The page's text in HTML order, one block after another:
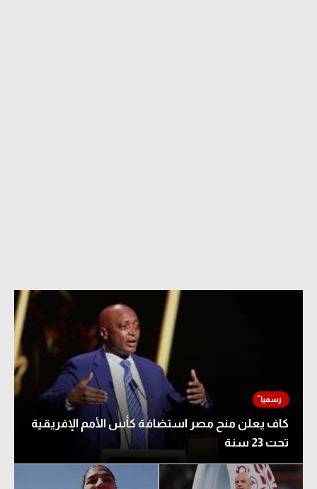
كاف يعلن منح مصر استضافة كأس الأمم الإفريقية
تحت 23 سنة